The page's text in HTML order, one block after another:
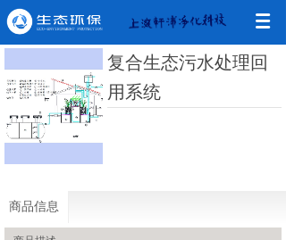
复合生态污水处理回
用系统
商品信息